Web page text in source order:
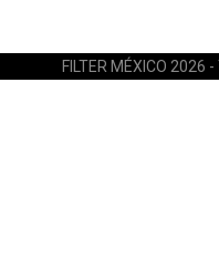
FILTER MÉXICO